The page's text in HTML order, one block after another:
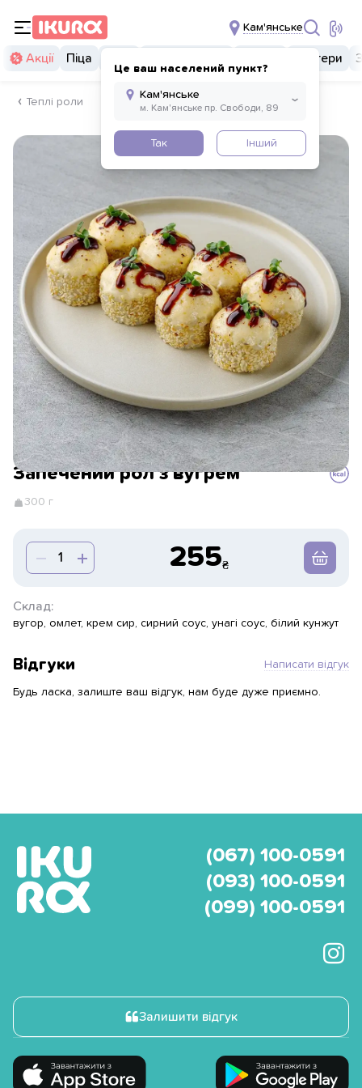
Кам'янське
Це ваш населений пункт?
Так Інший
Акції Піца Бургери
Теплі роли
Запечений рол з вугрем
300 г
255
Склад:
вугор, омлет, крем сир, сирний соус, унагі соус, білий кунжут
Відгуки Написати відгук
Будь ласка, залиште ваш відгук, нам буде дуже приємно.
(067) 100-0591
(093) 100-0591
(099) 100-0591
Залишити відгук